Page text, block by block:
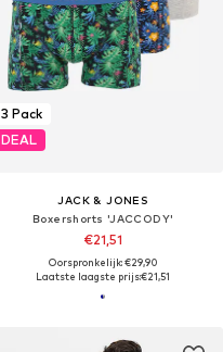
3 Pack
DEAL
JACK & JONES
Boxershorts 'JACCODY'
€21,51
Oorspronkelijk: €29,90
Laatste laagste prijs:€21,51